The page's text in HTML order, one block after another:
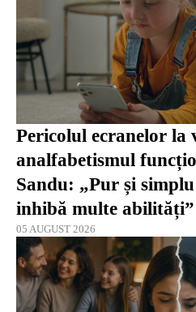
Pericolul ecranelor la
analfabetismul
Sandu: „Pur și
inhibă multe abilități”
05 AUGUST 2026